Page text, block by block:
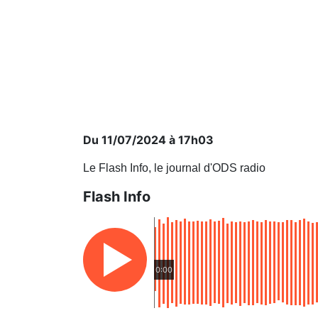
Du 11/07/2024 à 17h03
Le Flash Info, le journal d'ODS radio
Flash Info
0:00